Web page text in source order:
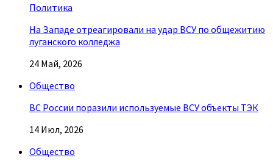
Политика
На Западе отреагировали на удар ВСУ по общежитию
луганского колледжа
24 Май, 2026
Общество
ВС России поразили используемые ВСУ объекты ТЭК
14 Июл, 2026
Общество